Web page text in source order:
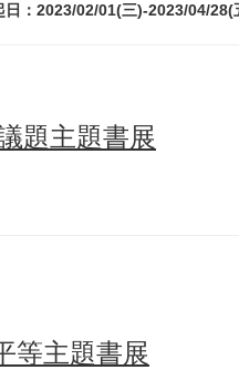
)-2023/04/28(
題主題書展
等主題書展